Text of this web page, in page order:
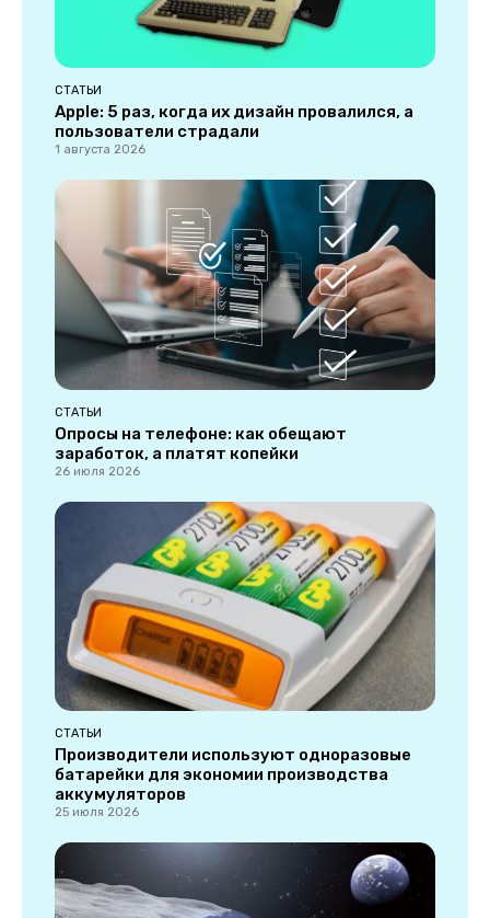
СТАТЬИ
Apple: 5 раз, когда их дизайн провалился, а
пользователи страдали
1 августа 2026
СТАТЬИ
Опросы на телефоне: как обещают
заработок, а платят копейки
26 июля 2026
СТАТЬИ
Производители используют одноразовые
батарейки для экономии производства
аккумуляторов
25 июля 2026